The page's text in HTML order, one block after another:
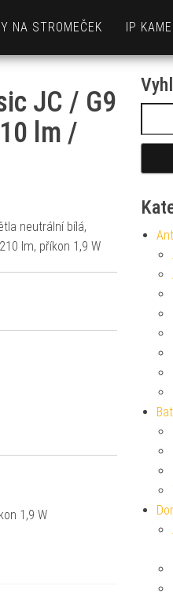
NA STROMEČEK IP
JC / G9
lm /
neutrální bílá,
lm, příkon 1,9 W
1,9 W